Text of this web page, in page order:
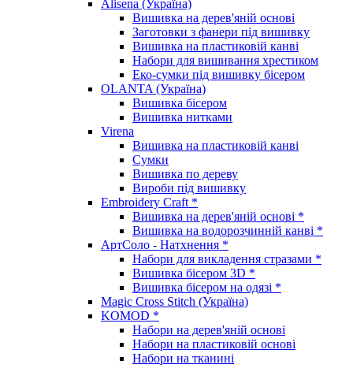
Alisena (Україна)
Вишивка на дерев'яній основі
Заготовки з фанери під вишивку
Вишивка на пластиковій канві
Набори для вишивання хрестиком
Еко-сумки під вишивку бісером
OLANTA (Україна)
Вишивка бісером
Вишивка нитками
Virena
Вишивка на пластиковій канві
Сумки
Вишивка по дереву
Вироби під вишивку
Embroidery Craft *
Вишивка на дерев'яній основі *
Вишивка на водорозчинній канві *
АртСоло - Натхнення *
Набори для викладення стразами *
Вишивка бісером 3D *
Вишивка бісером на одязі *
Magic Cross Stitch (Україна)
KOMOD *
Набори на дерев'яній основі
Набори на пластиковій основі
Набори на тканині